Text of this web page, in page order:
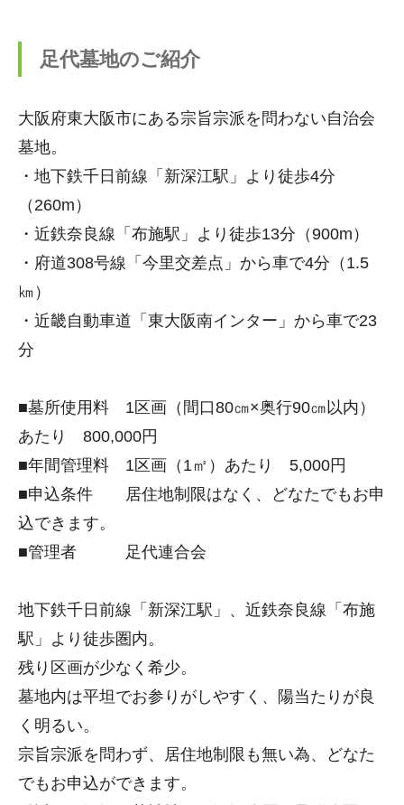
足代墓地のご紹介
大阪府東大阪市にある宗旨宗派を問わない自治会
墓地。
・地下鉄千日前線「新深江駅」より徒歩4分
（260m）
・近鉄奈良線「布施駅」より徒歩13分（900m）
・府道308号線「今里交差点」から車で4分（1.5
㎞）
・近畿自動車道「東大阪南インター」から車で23
分
■墓所使用料 1区画（間口80㎝×奥行90㎝以内）
あたり 800,000円
■年間管理料 1区画（1㎡）あたり 5,000円
■申込条件 居住地制限はなく、どなたでもお申
込できます。
■管理者 足代連合会
地下鉄千日前線「新深江駅」、近鉄奈良線「布施
駅」より徒歩圏内。
残り区画が少なく希少。
墓地内は平坦でお参りがしやすく、陽当たりが良
く明るい。
宗旨宗派を問わず、居住地制限も無い為、どなた
でもお申込ができます。